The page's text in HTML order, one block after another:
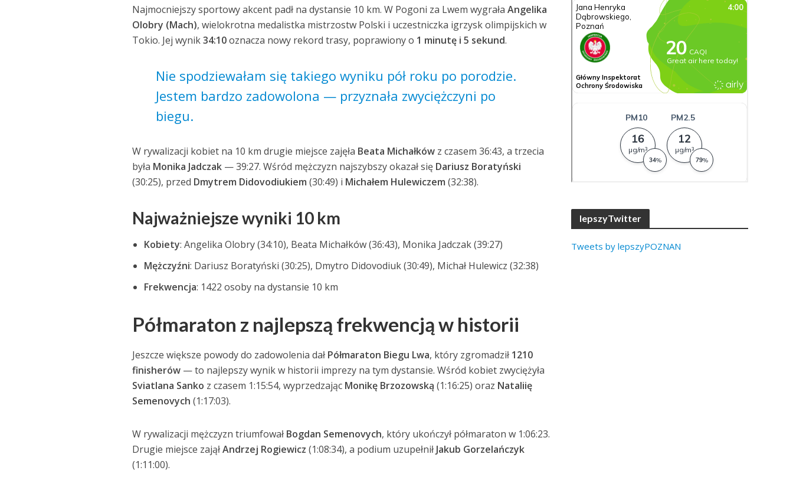
Najmocniejszy sportowy akcent padł na dystansie 10 km. W Pogoni za Lwem wygrałaAngelika
Olobry (Mach), wielokrotna medalistka mistrzostw Polski i uczestniczka igrzysk olimpijskich w
Tokio. Jej wynik34:10oznacza nowy rekord trasy, poprawiony o 1 minutę i 5 sekund.
Nie spodziewałam się takiego wyniku pół roku po porodzie.
Jestem bardzo zadowolona — przyznała zwyciężczyni po
biegu.
W rywalizacji kobiet na 10 km drugie miejsce zajęła Beata Michałków z czasem 36:43, a trzecia
była Monika Jadczak — 39:27. Wśród mężczyzn najszybszy okazał się Dariusz Boratyński
(30:25), przed Dmytrem Didovodiukiem (30:49) i Michałem Hulewiczem (32:38).
Najważniejsze wyniki 10 km
Kobiety: Angelika Olobry (34:10), Beata Michałków (36:43), Monika Jadczak (39:27)
Mężczyźni: Dariusz Boratyński (30:25), Dmytro Didovodiuk (30:49), Michał Hulewicz (32:38)
Frekwencja: 1422 osoby na dystansie 10 km
Półmaraton z najlepszą frekwencją w historii
Jeszcze większe powody do zadowolenia dał Półmaraton Biegu Lwa, który zgromadził 1210
finisherów — to najlepszy wynik w historii imprezy na tym dystansie. Wśród kobiet zwyciężyła
Sviatlana Sanko z czasem 1:15:54, wyprzedzając Monikę Brzozowską (1:16:25) oraz Nataliię
Semenovych (1:17:03).
W rywalizacji mężczyzn triumfował Bogdan Semenovych, który ukończył półmaraton w 1:06:23.
Drugie miejsce zająłAndrzej Rogiewicz (1:08:34), a podium uzupełnił Jakub Gorzelańczyk
(1:11:00).
lepszyTwitter
Tweets by lepszyPOZNAN